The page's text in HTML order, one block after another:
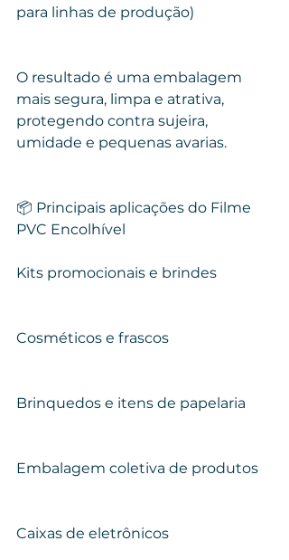
para linhas de produção)
O resultado é uma embalagem
mais segura, limpa e atrativa,
protegendo contra sujeira,
umidade e pequenas avarias.
📦 Principais aplicações do Filme
PVC Encolhível
Kits promocionais e brindes
Cosméticos e frascos
Brinquedos e itens de papelaria
Embalagem coletiva de produtos
Caixas de eletrônicos